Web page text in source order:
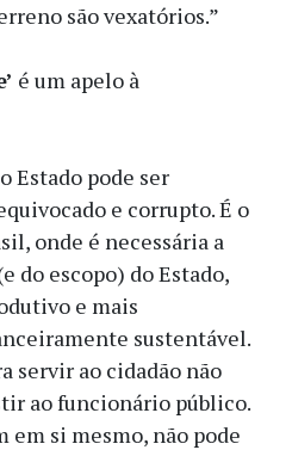
são vexatórios.”
é um apelo à
Estado pode ser
e corrupto. É o
onde é necessária a
do escopo) do Estado,
e mais
sustentável.
servir ao cidadão não
ao funcionário público.
em si mesmo, não pode